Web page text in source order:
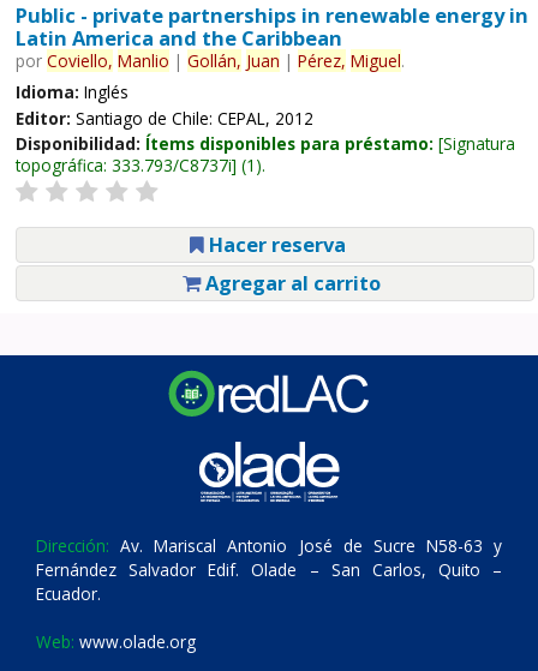
Public - private partnerships in renewable energy in
Latin America and the Caribbean
por Coviello, Manlio | Gollán, Juan | Pérez, Miguel.
Idioma: Inglés
Editor: Santiago de Chile: CEPAL, 2012
Disponibilidad: Ítems disponibles para préstamo: Signatura
topográfica: 333.793/C8737i (1).
Hacer reserva
Agregar al carrito
Dirección: Av. Mariscal Antonio José de Sucre N58-63 y
Fernández Salvador Edif. Olade – San Carlos, Quito –
Ecuador.
Web: www.olade.org